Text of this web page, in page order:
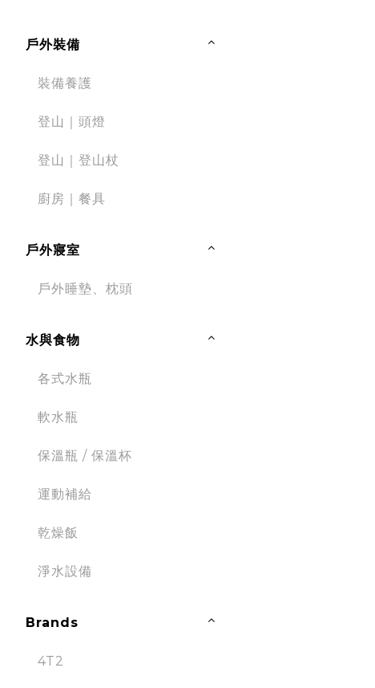
戶外裝備
裝備養護
登山｜頭燈
登山｜登山杖
廚房｜餐具
戶外寢室
戶外睡墊、枕頭
水與食物
各式水瓶
軟水瓶
保溫瓶 / 保溫杯
運動補給
乾燥飯
淨水設備
Brands
4T2